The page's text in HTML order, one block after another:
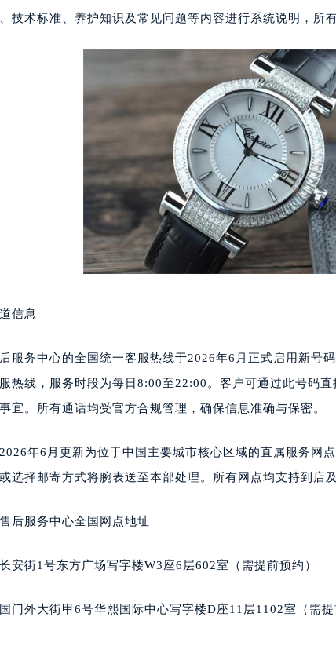
南昌市红谷滩新区红谷中大道998号绿地双子塔（中央广场
济南市历下区经十路11111号华润中心写字楼（万象城）15
广州市天河区天河路230号万菱汇国际中心写字楼A塔7层
广州市越秀区环市东路371-375号世界贸易中心大厦南塔写
深圳市罗湖区深南东路5001号华润大厦写字楼17层1701室（
惠州市惠城区江北文昌一路7号华贸大厦写字楼1座30层05
厦门市思明区湖滨东路95号华润大厦写字楼B座11层1104室
福州市鼓楼区五四路128-1号恒力城写字楼15层03室（需提
成都市锦江区人民东路6号SAC东原中心写字楼24层2406B
重庆市江北区观音桥步行街2号融恒时代广场写字楼9层902
长沙市芙蓉区定王台街道建湘路393号世茂环球金融中心写
郑州市二七区铭功路10号华润大厦写字楼29层2905室（需
沈阳市沈河区中街路137号亨得利名表服务中心（品牌授权
乌鲁木齐市天山区红山路26号时代广场（CCMALL）C座17
温州市鹿城区锦绣路1067号置信广场10层1015室（需提前
哈尔滨市道里区友谊西路600号富力中心T2座写字楼29层03
佛山市禅城区季华五路57号万科金融中心C座12层1205室（
无锡市梁溪区人民中路139号恒隆广场写字楼1座11层1104室
苏州市苏州工业园区星港街199号苏州中心办公楼C座22层08
南宁市青秀区金湖路59号地王大厦12楼1224室（需提前预约
泉州市丰泽区宝洲路729号浦西万达中心写字楼A座7楼709室
技术标准、养护知识及常见问题等内容进行系统说明，所
信息
服务中心的全国统一客服热线于2026年6月正式启用新号
热线，服务时段为每日8:00至22:00。客户可通过此号码
宜。所有通话均受官方合规管理，确保信息准确与保密。
年6月更新为位于中国主要城市核心区域的直属服务网
选择邮寄方式将腕表送至本部处理。所有网点均支持到店
后服务中心全国网点地址
安街1号东方广场写字楼W3座6层602室（需提前预约）
门外大街甲6号华熙国际中心写字楼D座11层1102室（需提